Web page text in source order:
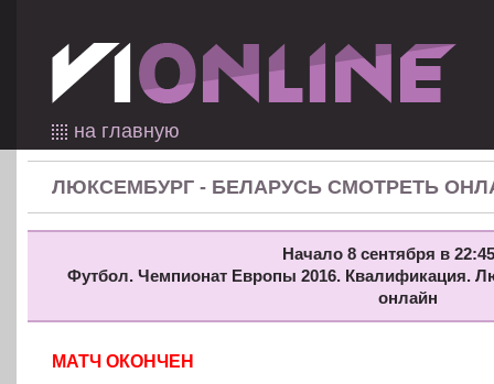
на главную
ЛЮКСЕМБУРГ - БЕЛАРУСЬ СМОТРЕТЬ
Начало 8 сентября в
Футбол. Чемпионат Европы 2016. Квалификация.
онлайн
МАТЧ ОКОНЧЕН